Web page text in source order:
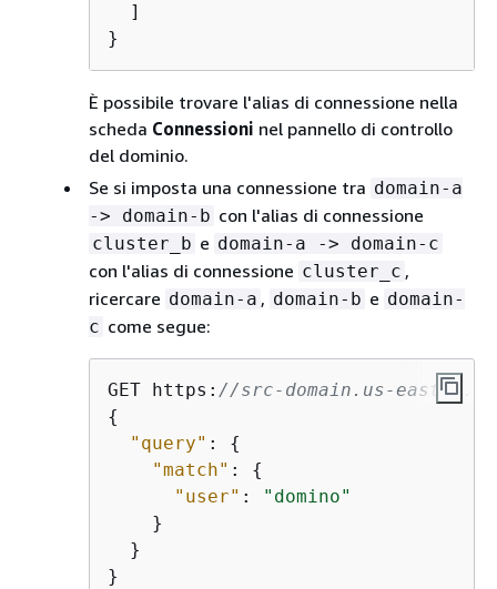
  ]
È possibile trovare l'alias di connessione nella
scheda Connessioni nel pannello di controllo
del dominio.
Se si imposta una connessione tra domain-a
-> domain-b con l'alias di connessione
cluster_b e domain-a -> domain-c
con l'alias di connessione cluster_c ,
ricercare domain-a , domain-b e domain-
c come segue:
GET https: //src-domain.us-east-
{
"query" : {
"match" : {
"user" :
"domino"
    }
  }
}